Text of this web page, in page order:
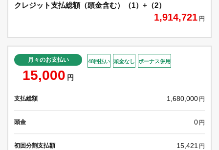
クレジット支払総額（頭金含む）（1）+（2）
1,914,721 円
月々のお支払い
15,000 円
48回払い 頭金なし ボーナス併用
支払総額 1,680,000 円
頭金 0 円
初回分割支払額 15,421 円